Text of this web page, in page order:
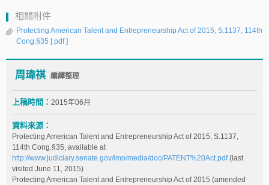
相關附件
Protecting American Talent and Entrepreneurship Act of 2015, S.1137, 114th
Cong.§35 [ pdf ]
周瑋祺 編譯整理
上稿時間： 2015年06月
資料來源：
Protecting American Talent and Entrepreneurship Act of 2015, S.1137,
114th Cong.§35, available at
http://www.judiciary.senate.gov/imo/media/doc/PATENT%20Act.pdf(last
visited June 11, 2015)
Protecting American Talent and Entrepreneurship Act of 2015 (amended